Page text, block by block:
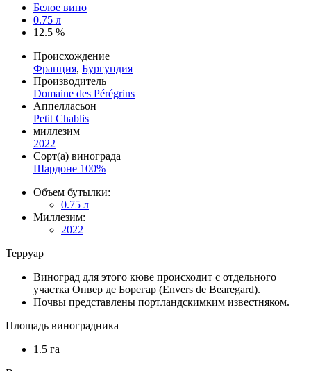
Белое вино
0.75 л
12.5 %
Происхождение
Франция, Бургундия
Производитель
Domaine des Pérégrins
Аппелласьон
Petit Chablis
миллезим
2022
Сорт(а) винограда
Шардоне 100%
Объем бутылки:
0.75 л
Миллезим:
2022
Терруар
Виноград для этого кюве происходит с отдельного
участка Онвер де Борегар (Envers de Bearegard).
Почвы представлены портландскимким известняком.
Площадь виноградника
1.5 га